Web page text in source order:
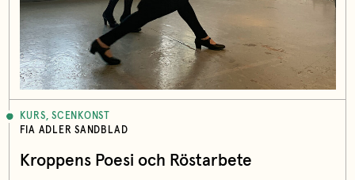
KURS, SCENKONST
FIA ADLER SANDBLAD
Kroppens Poesi och Röstarbete